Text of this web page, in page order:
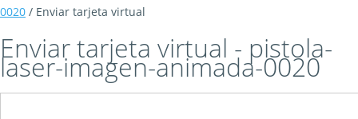
0020 / Enviar tarjeta virtual
Enviar tarjeta virtual - pistola-
laser-imagen-animada-0020